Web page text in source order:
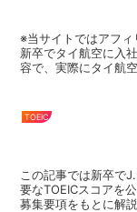
※当サイトではアフ
新卒でタイ航空に入
容で、実際にタイ航
TOEIC
この記事では新卒で
要なTOEICスコアを
募集要項をもとに解